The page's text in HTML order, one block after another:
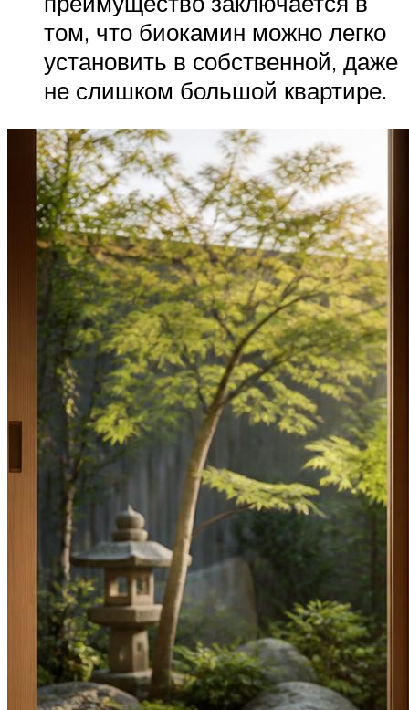
том, что биокамин можно легко
установить в собственной, даже
не слишком большой квартире.